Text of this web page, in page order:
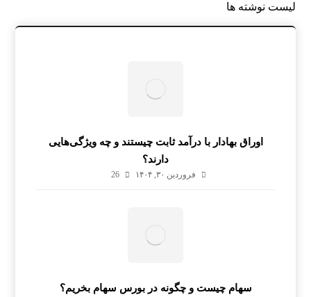
لیست نوشته ها
اوراق بهادار با درآمد ثابت چیستند و چه ویژگی‌هایی
دارند؟
فروردین ۳۰, ۱۴۰۴ 26
سهام چیست و چگونه در بورس سهام بخریم؟